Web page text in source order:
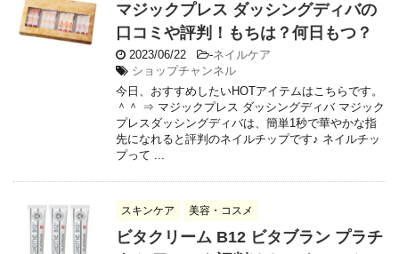
マジックプレス ダッシングディバの
口コミや評判！もちは？何日もつ？
2023/06/22 -ネイルケア
ショップチャンネル
今日、おすすめしたいHOTアイテムはこちらです。
＾＾ ⇒ マジックプレス ダッシングディバ マジック
プレスダッシングディバは、簡単1秒で華やかな指
先になれると評判のネイルチップです♪ ネイルチッ
プって ...
スキンケア 美容・コスメ
ビタクリーム B12 ビタブラン プラチ